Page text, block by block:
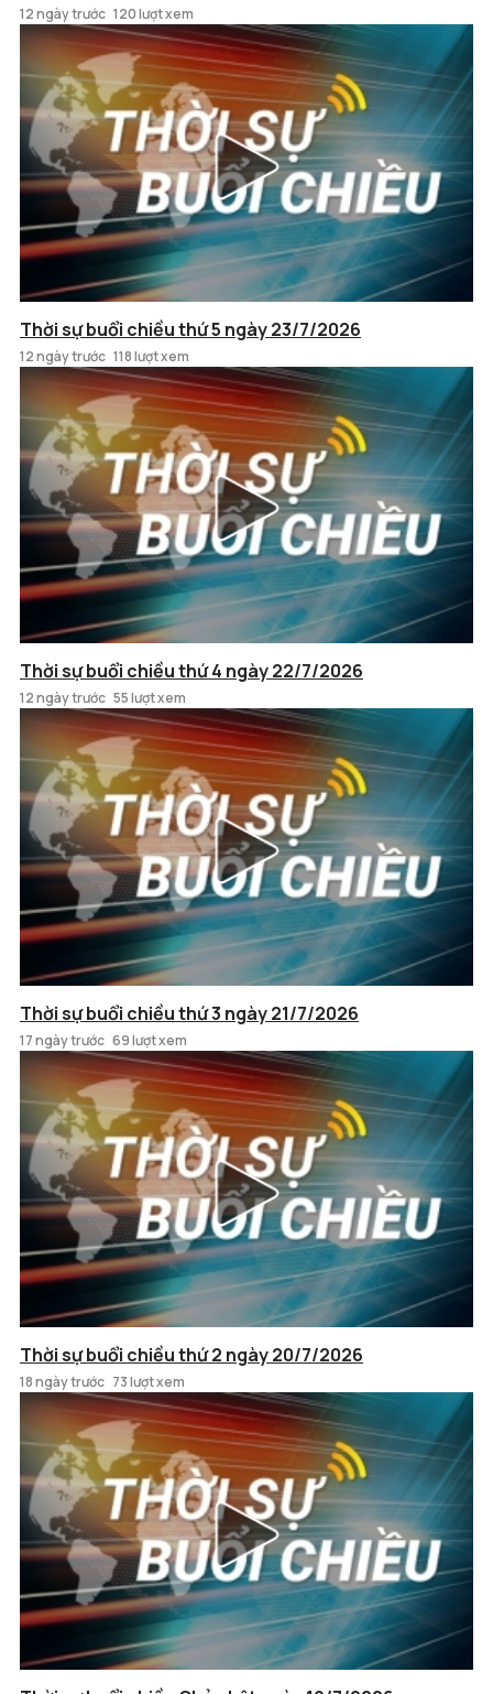
12 ngày trước 120 lượt xem
Thời sự buổi chiều thứ 5 ngày 23/7/2026
12 ngày trước 118 lượt xem
Thời sự buổi chiều thứ 4 ngày 22/7/2026
12 ngày trước 55 lượt xem
Thời sự buổi chiều thứ 3 ngày 21/7/2026
17 ngày trước 69 lượt xem
Thời sự buổi chiều thứ 2 ngày 20/7/2026
18 ngày trước 73 lượt xem